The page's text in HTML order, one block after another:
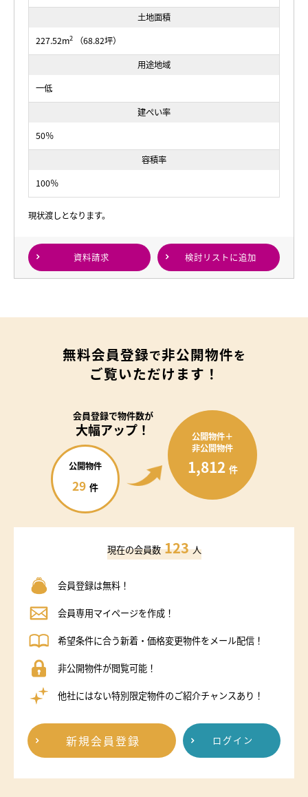
土地面積
227.52m2
（68.82坪）
用途地域
一低
建ぺい率
50％
容積率
100％
資料請求 検討リストに追加
現状渡しとなります。
無料会員登録で非公開物件を
ご覧いただけます！
会員登録で物件数が
大幅アップ！
公開物件
29 件
公開物件＋
非公開物件
1,812 件
現在の会員数 123 人
会員登録は無料！
会員専用マイページを作成！
希望条件に合う新着・価格変更物件をメール配信！
非公開物件が閲覧可能！
他社にはない特別限定物件のご紹介チャンスあり！
新規会員登録 ログイン